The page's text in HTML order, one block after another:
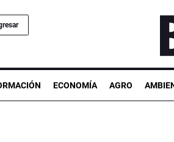
ECONOMÍA AGRO